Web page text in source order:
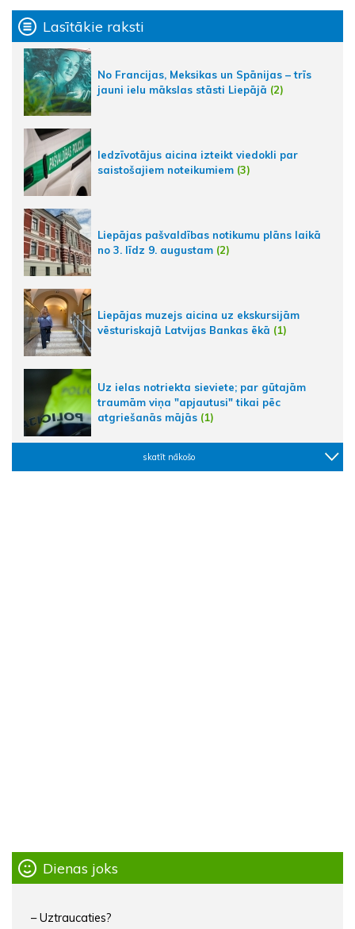
Lasītākie raksti
No Francijas, Meksikas un Spānijas – trīs
jauni ielu mākslas stāsti Liepājā (2)
Iedzīvotājus aicina izteikt viedokli par
saistošajiem noteikumiem (3)
Liepājas pašvaldības notikumu plāns laikā
no 3. līdz 9. augustam (2)
Liepājas muzejs aicina uz ekskursijām
vēsturiskajā Latvijas Bankas ēkā (1)
Uz ielas notriekta sieviete; par gūtajām
traumām viņa "apjautusi" tikai pēc
atgriešanās mājās (1)
skatīt nākošo
Dienas joks
– Uztraucaties?